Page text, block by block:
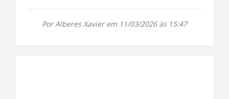
Por Alberes Xavier em 11/03/2026 às 15:47